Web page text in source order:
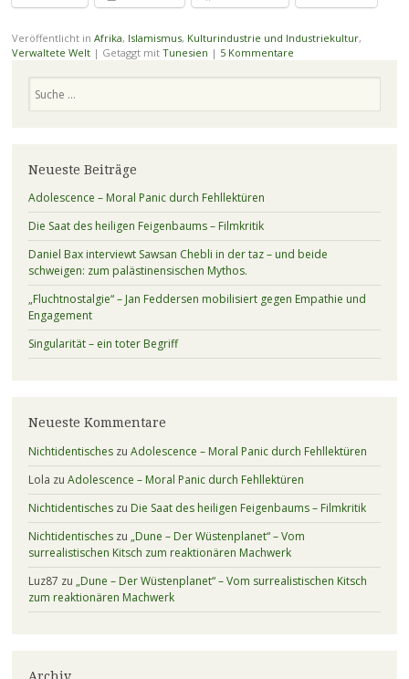
Veröffentlicht in Afrika, Islamismus, Kulturindustrie und Industriekultur,
Verwaltete Welt | Getaggt mit Tunesien | 5 Kommentare
Neueste Beiträge
Adolescence – Moral Panic durch Fehllektüren
Die Saat des heiligen Feigenbaums – Filmkritik
Daniel Bax interviewt Sawsan Chebli in der taz – und beide
schweigen: zum palästinensischen Mythos.
„Fluchtnostalgie“ – Jan Feddersen mobilisiert gegen Empathie und
Engagement
Singularität – ein toter Begriff
Neueste Kommentare
Nichtidentischeszu Adolescence – Moral Panic durch Fehllektüren
Lola zu Adolescence – Moral Panic durch Fehllektüren
Nichtidentischeszu Die Saat des heiligen Feigenbaums – Filmkritik
Nichtidentischeszu „Dune – Der Wüstenplanet“ – Vom
surrealistischen Kitsch zum reaktionären Machwerk
Luz87 zu „Dune – Der Wüstenplanet“ – Vom surrealistischen Kitsch
zum reaktionären Machwerk
Archiv